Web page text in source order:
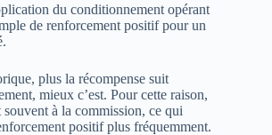
du conditionnement opérant
de renforcement positif pour un
plus la récompense suit
mieux c’est. Pour cette raison,
à la commission, ce qui
positif plus fréquemment.